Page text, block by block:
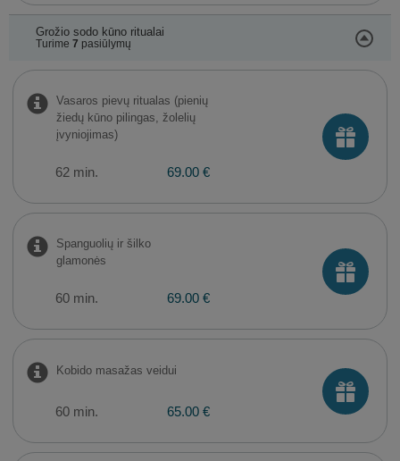
Grožio sodo kūno ritualai
Turime 7 pasiūlymų
Vasaros pievų ritualas (pienių
žiedų kūno pilingas, žolelių
įvyniojimas)
62 min. 69.00 €
Spanguolių ir šilko
glamonės
60 min. 69.00 €
Kobido masažas veidui
60 min. 65.00 €